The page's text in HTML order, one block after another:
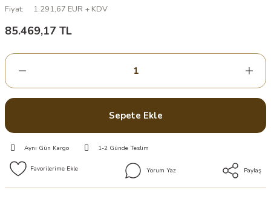
Fiyat
1.291,67 EUR + KDV
85.469,17 TL
Sepete Ekle
Aynı Gün Kargo 1-2 Günde Teslim
Yorum Yaz Paylaş